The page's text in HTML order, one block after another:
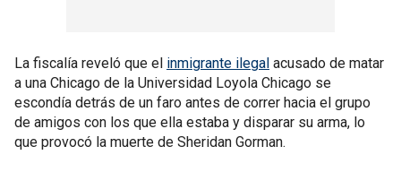
La fiscalía reveló que el inmigrante ilegal acusado de matar
a una Chicago de la Universidad Loyola Chicago se
escondía detrás de un faro antes de correr hacia el grupo
de amigos con los que ella estaba y disparar su arma, lo
que provocó la muerte de Sheridan Gorman.